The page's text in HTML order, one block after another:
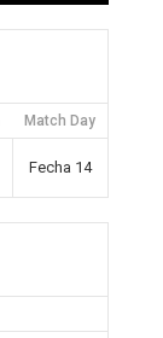
Match Day
Fecha 14